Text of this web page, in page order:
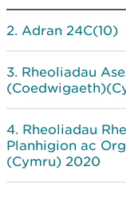
Adran 24C(10)
Rheoliadau
Rheoliadau
Planhigion ac
(Cymru) 2020